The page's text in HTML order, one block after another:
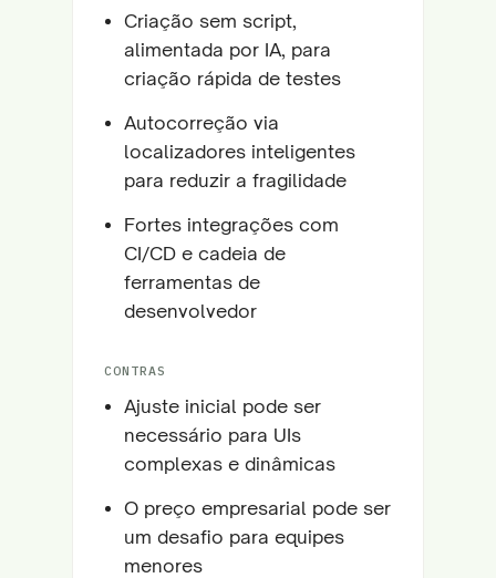
Criação sem script,
alimentada por IA, para
criação rápida de testes
Autocorreção via
localizadores inteligentes
para reduzir a fragilidade
Fortes integrações com
CI/CD e cadeia de
ferramentas de
desenvolvedor
CONTRAS
Ajuste inicial pode ser
necessário para UIs
complexas e dinâmicas
O preço empresarial pode ser
um desafio para equipes
menores